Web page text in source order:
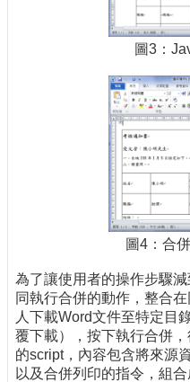
圖3：
圖4：合
為了讓使用者的操作步驟
同執行合併的動作，整合
人下載Word文件至特定目
覆下載），按下執行合併
的script，內容包含將來源
以及合併列印的指令，組